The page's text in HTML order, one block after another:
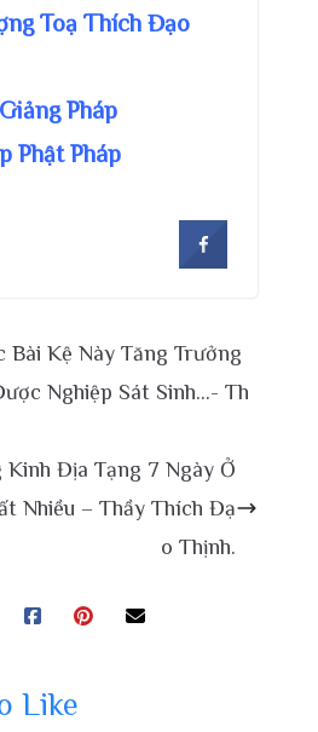
Toạ Thích Đạo
Pháp
Phật Pháp
Bài Kệ Này Tăng Trưởng
Nghiệp Sát Sinh…- Th
Địa Tạng 7 Ngày Ở
Nhiều – Thầy Thích Đạ
o Thịnh.
Like